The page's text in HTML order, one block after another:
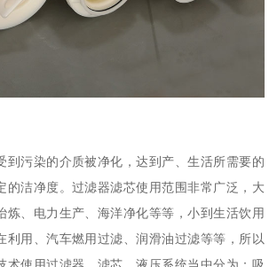
到污染的介质被净化，达到产、生活所需要的
的洁净度。过滤器滤芯使用范围非常广泛，大
炼、电力生产、海洋净化等等，小到生活饮用
利用、汽车燃用过滤、润滑油过滤等等，所以